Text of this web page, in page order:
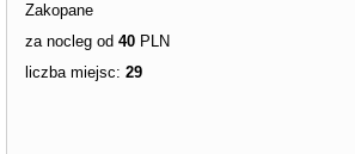
Zakopane
za nocleg od 40 PLN
liczba miejsc: 29